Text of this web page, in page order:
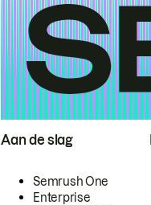
Aan de slag
Semrush One
Enterprise